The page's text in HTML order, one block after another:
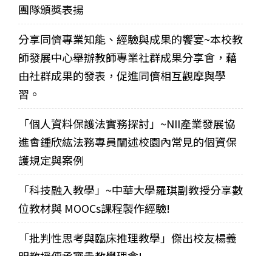
團隊頒獎表揚
分享同儕專業知能、經驗與成果的饗宴~本校教
師發展中心舉辦教師專業社群成果分享會，藉
由社群成果的發表，促進同儕相互觀摩與學
習。
「個人資料保護法實務探討」~NII產業發展協
進會鍾欣紘法務專員闡述校園內常見的個資保
護規定與案例
「科技融入教學」~中華大學羅琪副教授分享數
位教材與 MOOCs課程製作經驗!
「批判性思考與臨床推理教學」傑出校友楊義